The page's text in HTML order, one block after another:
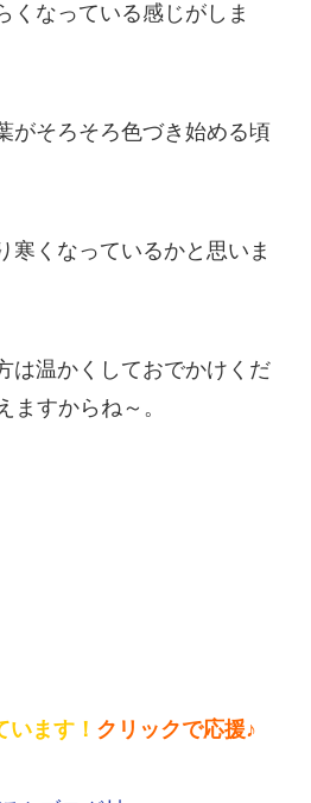
くなっている感じがしま
がそろそろ色づき始める頃
寒くなっているかと思いま
は温かくしておでかけくだ
ますからね～。
ます！ クリックで応援♪